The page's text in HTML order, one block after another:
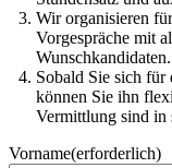
Wir organisieren
Vorgespräche mit
Wunschkandidaten.
Sobald Sie sich für
können Sie ihn
Vermittlung sind in
Vorname(erforderlich)